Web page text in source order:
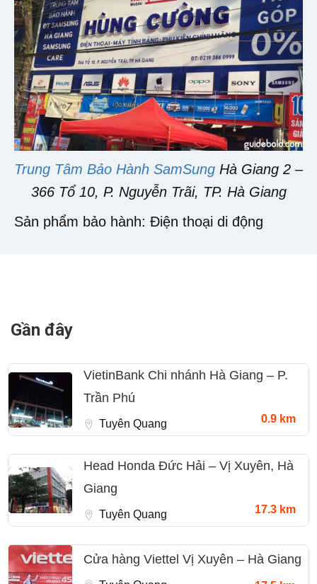
Trung Tâm Bảo Hành SamSung Hà Giang 2 –
366 Tổ 10, P. Nguyễn Trãi, TP. Hà Giang
Sản phẩm bảo hành: Điện thoại di động
Gần đây
VietinBank Chi nhánh Hà Giang – P.
Trần Phú
Tuyên Quang 0.9 km
Head Honda Đức Hải – Vị Xuyên, Hà
Giang
Tuyên Quang 17.3 km
Cửa hàng Viettel Vị Xuyên – Hà Giang